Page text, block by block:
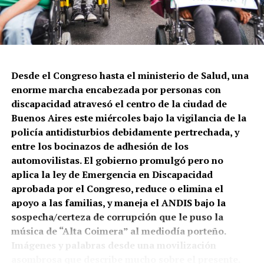
Constitución, la Policía de la Ciudad volvió a tirar a
matar. En este caso a Leonardo Vargas, quien quedó
gravemente herido y pelea por sobrevivir. Lo que
intentaba que una persona en situación de calle no le
robara su celular.
Vecinas y vecinos de Constitución, reclamando en la
El mapa del caravanazo.
A pie, a caballo, en autos y toda clase de vehículos la
provincia salió a las rutas y calles. Lo que está en
juego es una explotación de la minería metalífera a
gran escala, de oro y cobre, que atraviesa la cuenca
Desde el Congreso hasta el ministerio de Salud, una
enorme marcha encabezada por personas con
discapacidad atravesó el centro de la ciudad de
Buenos Aires este miércoles bajo la vigilancia de la
policía antidisturbios debidamente pertrechada, y
entre los bocinazos de adhesión de los
automovilistas. El gobierno promulgó pero no
aplica la ley de Emergencia en Discapacidad
aprobada por el Congreso, reduce o elimina el
apoyo a las familias, y maneja el ANDIS bajo la
sospecha/certeza de corrupción que le puso la
música de “Alta Coimera” al mediodía porteño.
Imágenes y palabras desde una movilización